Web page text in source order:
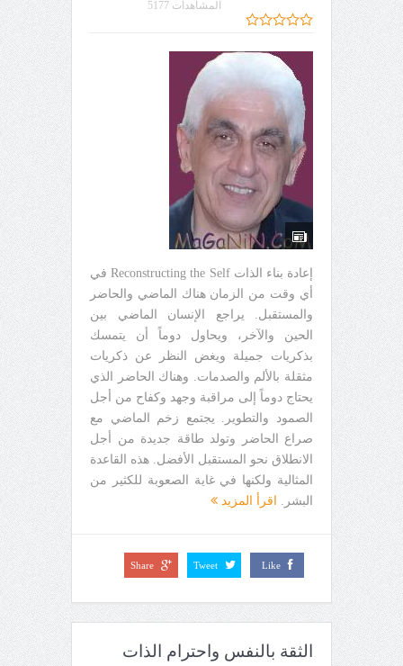
المشاهدات 5177
إعادة بناء الذات Reconstructing the Self في
أي وقت من الزمان هناك الماضي والحاضر
والمستقبل. يراجع الإنسان الماضي بين
الحين والآخر، ويحاول دوماً أن يتمسك
بذكريات جميلة ويغض النظر عن ذكريات
مثقلة بالألم والصدمات. وهناك الحاضر الذي
يحتاج دوماً إلى مراقبة وجهد وكفاح من أجل
الصمود والتطوير. يجتمع زخم الماضي مع
صراع الحاضر وتولد طاقة جديدة من أجل
الانطلاق نحو المستقبل الأفضل. هذه القاعدة
المثالية ولكنها في غاية الصعوبة للكثير من
البشر.
اقرأ المزيد
Like
Tweet
Share
الثقة بالنفس واحترام الذات